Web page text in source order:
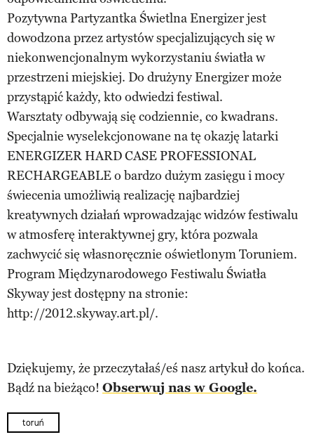
Pozytywna Partyzantka Świetlna Energizer jest
dowodzona przez artystów specjalizujących się w
niekonwencjonalnym wykorzystaniu światła w
przestrzeni miejskiej. Do drużyny Energizer może
przystąpić każdy, kto odwiedzi festiwal.
Warsztaty odbywają się codziennie, co kwadrans.
Specjalnie wyselekcjonowane na tę okazję latarki
ENERGIZER HARD CASE PROFESSIONAL
RECHARGEABLE o bardzo dużym zasięgu i mocy
świecenia umożliwią realizację najbardziej
kreatywnych działań wprowadzając widzów festiwalu
w atmosferę interaktywnej gry, która pozwala
zachwycić się własnoręcznie oświetlonym Toruniem.
Program Międzynarodowego Festiwalu Światła
Skyway jest dostępny na stronie:
http://2012.skyway.art.pl/.
Dziękujemy, że przeczytałaś/eś nasz artykuł do końca.
Bądź na bieżąco! Obserwuj nas w Google.
toruń